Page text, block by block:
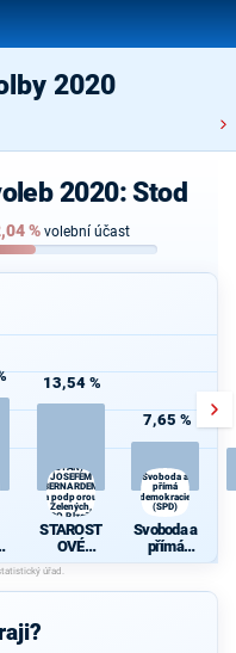
2020
2020: Stod
% volební účast
13,54 %
(STAN) s
JOSEFEM
BERNARDEM
a podporou
Zelených,
PRO Plzeň a
Idealistů
STAROST
OVÉ
(STAN) s
JOSEFEM
BERNARD
7,65 %
Svoboda a
přímá
demokracie
(SPD)
Svoboda a
přímá
demokraci